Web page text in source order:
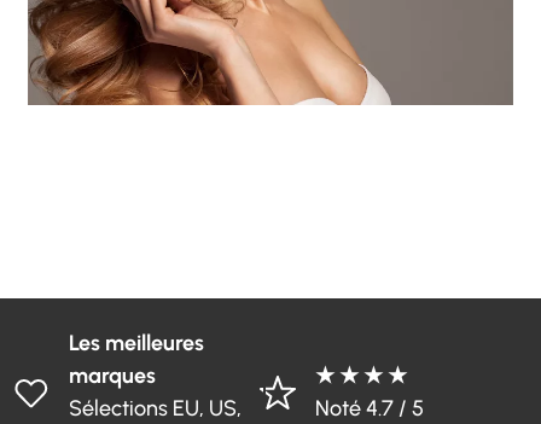
Les meilleures
marques
Sélections EU, US,
★ ★ ★ ★
Noté 4.7 / 5